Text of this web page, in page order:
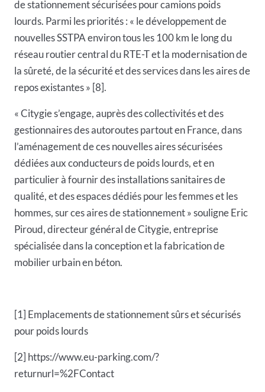
de stationnement sécurisées pour camions poids
lourds. Parmi les priorités : « le développement de
nouvelles SSTPA environ tous les 100 km le long du
réseau routier central du RTE-T et la modernisation de
la sûreté, de la sécurité et des services dans les aires de
repos existantes » [8].
« Citygie s’engage, auprès des collectivités et des
gestionnaires des autoroutes partout en France, dans
l’aménagement de ces nouvelles aires sécurisées
dédiées aux conducteurs de poids lourds, et en
particulier à fournir des installations sanitaires de
qualité, et des espaces dédiés pour les femmes et les
hommes, sur ces aires de stationnement » souligne Eric
Piroud, directeur général deCitygie, entreprise
spécialisée dans la conception et la fabrication de
mobilier urbain en béton.
[1] Emplacements de stationnement sûrs et sécurisés
pour poids lourds
[2] https://www.eu-parking.com/?
returnurl=%2FContact